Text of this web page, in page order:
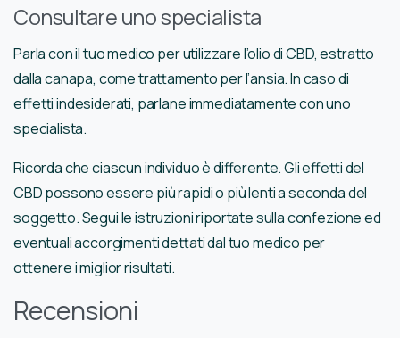
Consultare uno specialista
Parla con il tuo medico per utilizzare l’olio di CBD, estratto
dalla canapa, come trattamento per l’ansia. In caso di
effetti indesiderati, parlane immediatamente con uno
specialista.
Ricorda che ciascun individuo è differente. Gli effetti del
CBD possono essere più rapidi o più lenti a seconda del
soggetto. Segui le istruzioni riportate sulla confezione ed
eventuali accorgimenti dettati dal tuo medico per
ottenere i miglior risultati.
Recensioni